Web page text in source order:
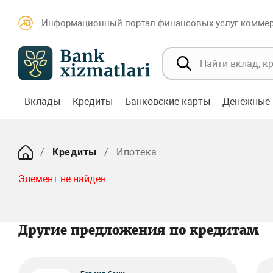
Информационный портал финансовых услуг
Вклады Кредиты Банковские карты Денежные
Кредиты Ипотека
Элемент не найден
Другие предложения по кредитам